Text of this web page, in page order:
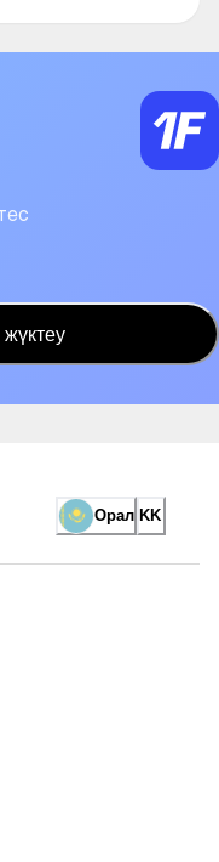
Орал KK